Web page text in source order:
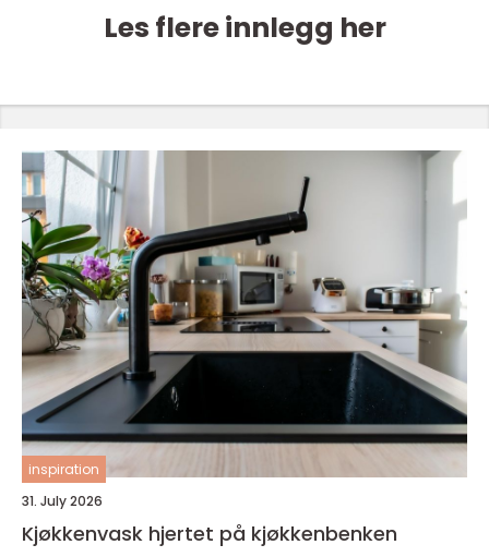
Les flere innlegg her
inspiration
31. July 2026
Kjøkkenvask hjertet på kjøkkenbenken